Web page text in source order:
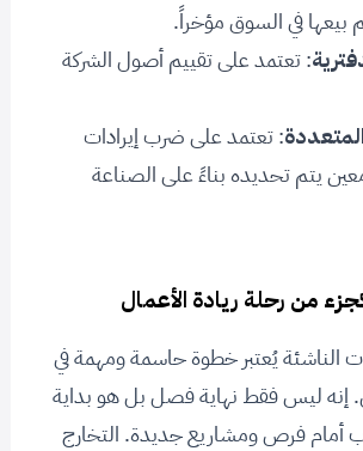
بيعها في السوق مؤخراً.
: تعتمد على تقييم أصول الشركة
: تعتمد على ضرب إيرادات
يتم تحديده بناءً على الصناعة
من رحلة ريادة الأعمال
الناشئة يُعتبر خطوة حاسمة ومهمة في
إنه ليس فقط نهاية فصل بل هو بداية
أمام فرص ومشاريع جديدة. التخارج